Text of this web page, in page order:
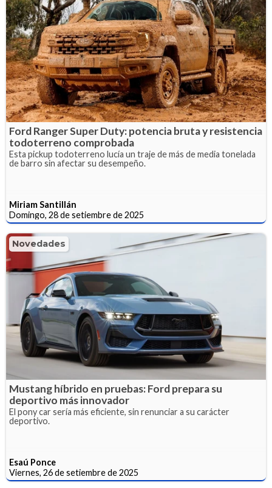
Ford Ranger Super Duty: potencia bruta y resistencia
todoterreno comprobada
Esta pickup todoterreno lucía un traje de más de media tonelada
de barro sin afectar su desempeño.
Miriam Santillán
Domingo, 28 de setiembre de 2025
Novedades
Mustang híbrido en pruebas: Ford prepara su
deportivo más innovador
El pony car sería más eficiente, sin renunciar a su carácter
deportivo.
Esaú Ponce
Viernes, 26 de setiembre de 2025